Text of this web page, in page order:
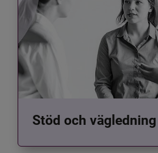
Stöd och vägledning